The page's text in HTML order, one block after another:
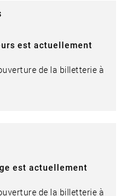
est actuellement
de la billetterie à
est actuellement
de la billetterie à